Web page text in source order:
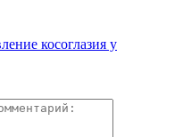
косоглазия у